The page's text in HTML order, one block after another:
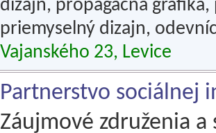
dizajn, propagačná
priemyselný dizajn,
Vajanského 23, Levice
Partnerstvo sociálnej
Záujmové združenia a